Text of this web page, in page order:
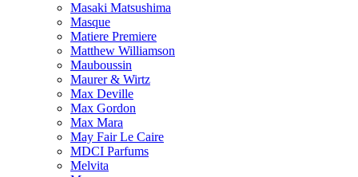
Masaki Matsushima
Masque
Matiere Premiere
Matthew Williamson
Mauboussin
Maurer & Wirtz
Max Deville
Max Gordon
Max Mara
May Fair Le Caire
MDCI Parfums
Melvita